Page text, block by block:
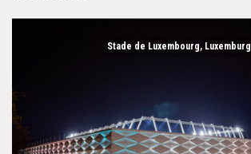
Stade de Luxembourg, Luxemburg